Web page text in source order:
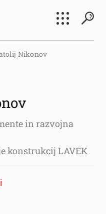
Nikonov
in razvojna
konstrukcij LAVEK